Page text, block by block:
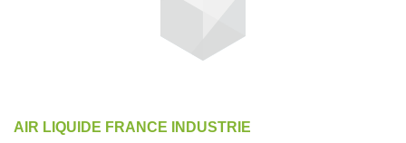
AIR LIQUIDE FRANCE INDUSTRIE